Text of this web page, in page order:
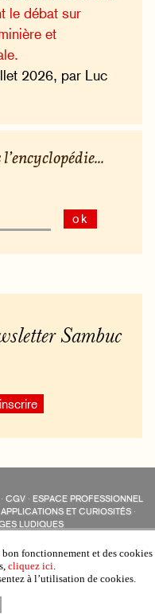
le débat sur
et
2026, par Luc
ok
Sambuc
CGV· ESPACE PROFESSIONNEL
APPLICATIONS ET CURIOSITÉS ·
LUDIQUES
LITTÉRAIREL’EAU-FORTE
ÉDISOLUM »
bon fonctionnement et des cookies
cliquez ici.
à l’utilisation de cookies.